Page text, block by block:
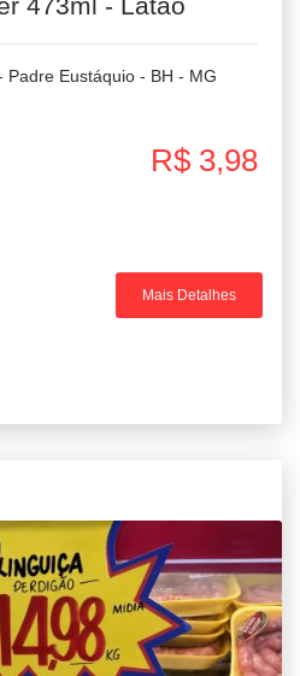
Padre Eustáquio - BH - MG
R$ 3,98
Mais Detalhes